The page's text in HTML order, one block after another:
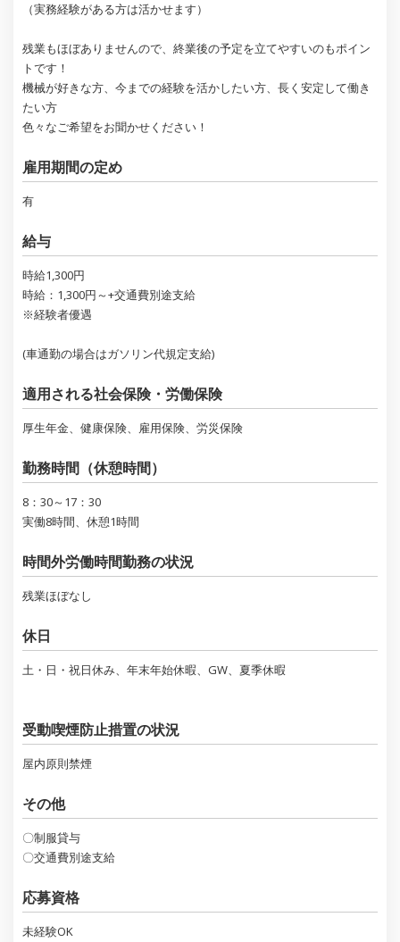
（実務経験がある方は活かせます）
残業もほぼありませんので、終業後の予定を立てやすいのもポイン
トです！
機械が好きな方、今までの経験を活かしたい方、長く安定して働き
たい方
色々なご希望をお聞かせください！
雇用期間の定め
有
給与
時給1,300円
時給：1,300円～+交通費別途支給
※経験者優遇
(車通勤の場合はガソリン代規定支給)
適用される社会保険・労働保険
厚生年金、健康保険、雇用保険、労災保険
勤務時間（休憩時間）
8：30～17：30
実働8時間、休憩1時間
時間外労働時間勤務の状況
残業ほぼなし
休日
土・日・祝日休み、年末年始休暇、GW、夏季休暇
受動喫煙防止措置の状況
屋内原則禁煙
その他
〇制服貸与
〇交通費別途支給
応募資格
未経験OK